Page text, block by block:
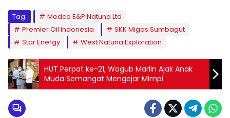
Tag:
Medco E&P Natuna Ltd
Premier Oil Indonesia
SKK Migas Sumbagut
Star Energy
West Natuna Exploration
HUT Perpat ke-21, Wagub Marlin Ajak Anak
Muda Semangat Mengejar Mimpi